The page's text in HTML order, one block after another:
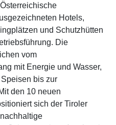
Hotels,
und Schutzhütten
Die
vom
mit Energie und Wasser,
bis zur
den 10 neuen
sich der Tiroler